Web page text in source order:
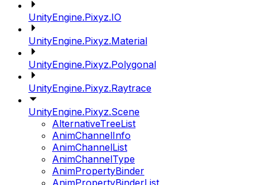
UnityEngine.Pixyz.IO
UnityEngine.Pixyz.Material
UnityEngine.Pixyz.Polygonal
UnityEngine.Pixyz.Raytrace
UnityEngine.Pixyz.Scene
AlternativeTreeList
AnimChannelInfo
AnimChannelList
AnimChannelType
AnimPropertyBinder
AnimPropertyBinderList